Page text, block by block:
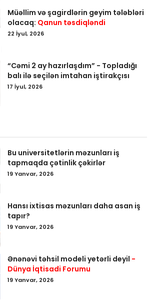
Müəllim və şagirdlərin geyim tələbləri
olacaq: Qanun təsdiqləndi
22 İyul, 2026
“Cəmi 2 ay hazırlaşdım” - Topladığı
balı ilə seçilən imtahan iştirakçısı
17 İyul, 2026
Bu universitetlərin məzunları iş
tapmaqda çətinlik çəkirlər
19 Yanvar, 2026
Hansı ixtisas məzunları daha asan iş
tapır?
19 Yanvar, 2026
Ənənəvi təhsil modeli yetərli deyil -
Dünya İqtisadi Forumu
19 Yanvar, 2026